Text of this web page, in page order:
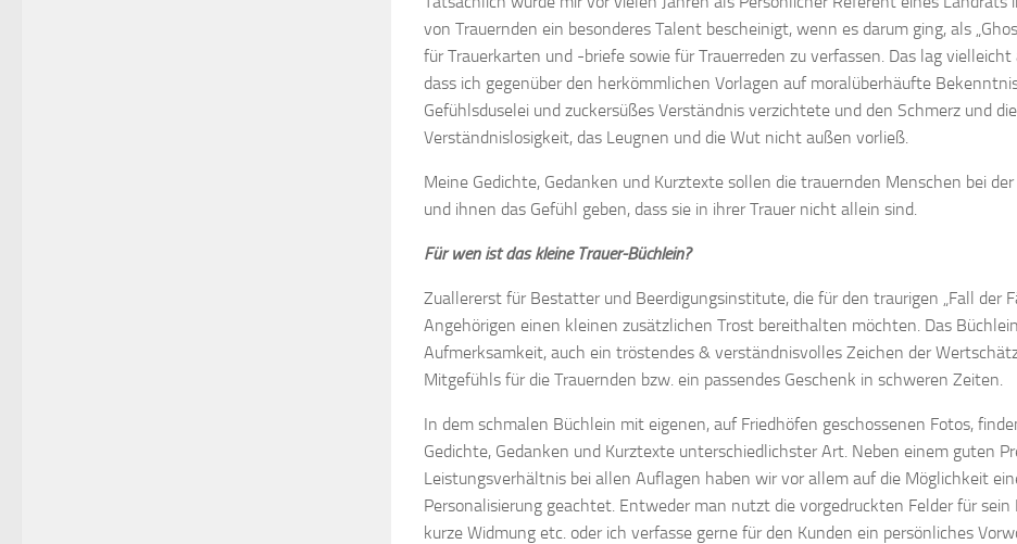
von Trauernden ein besonderes Talent bescheinigt, wenn es darum ging, als
für Trauerkarten und -briefe sowie für Trauerreden zu verfassen. Das lag vielleicht
dass ich gegenüber den herkömmlichen Vorlagen auf moralüberhäufte
Gefühlsduselei und zuckersüßes Verständnis verzichtete und den Schmerz und die
Verständnislosigkeit, das Leugnen und die Wut nicht außen vorließ.
Meine Gedichte, Gedanken und Kurztexte sollen die trauernden Menschen bei
und ihnen das Gefühl geben, dass sie in ihrer Trauer nicht allein sind.
Für wen ist das kleine Trauer-Büchlein?
Zuallererst für Bestatter und Beerdigungsinstitute, die für den traurigen „Fall der
Angehörigen einen kleinen zusätzlichen Trost bereithalten möchten. Das
Aufmerksamkeit, auch ein tröstendes & verständnisvolles Zeichen der
Mitgefühls für die Trauernden bzw. ein passendes Geschenk in schweren Zeiten.
In dem schmalen Büchlein mit eigenen, auf Friedhöfen geschossenen Fotos,
Gedichte, Gedanken und Kurztexte unterschiedlichster Art. Neben einem guten
Leistungsverhältnis bei allen Auflagen haben wir vor allem auf die Möglichkeit
Personalisierung geachtet. Entweder man nutzt die vorgedruckten Felder für sein
kurze Widmung etc. oder ich verfasse gerne für den Kunden ein persönliches